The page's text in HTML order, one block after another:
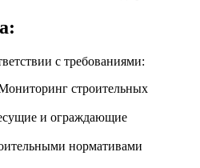
с требованиями:
строительных
и ограждающие
нормативами